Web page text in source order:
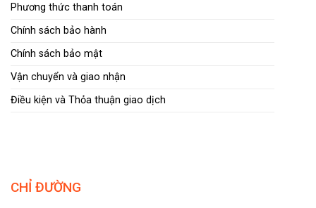
Phương thức thanh toán
Chính sách bảo hành
Chính sách bảo mật
Vận chuyển và giao nhận
Điều kiện và Thỏa thuận giao dịch
CHỈ ĐƯỜNG